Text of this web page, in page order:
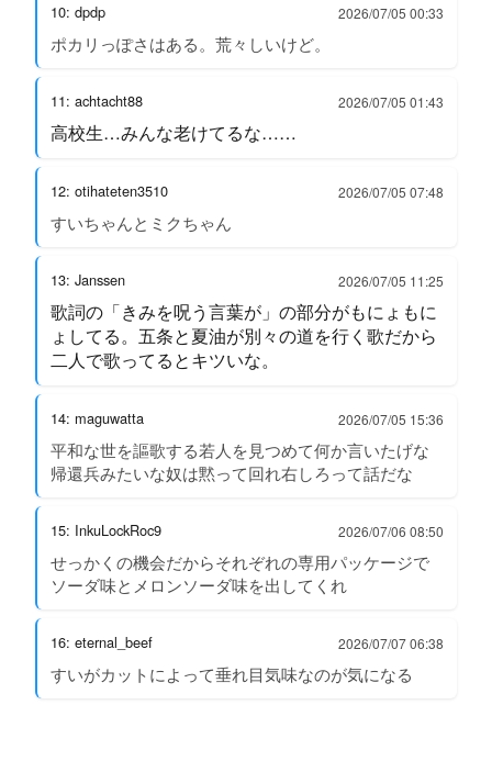
10: dpdp 2026/07/05 00:33
ポカリっぽさはある。荒々しいけど。
11: achtacht88 2026/07/05 01:43
高校生…みんな老けてるな……
12: otihateten3510 2026/07/05 07:48
すいちゃんとミクちゃん
13: Janssen 2026/07/05 11:25
歌詞の「きみを呪う言葉が」の部分がもにょもに
ょしてる。五条と夏油が別々の道を行く歌だから
二人で歌ってるとキツいな。
14: maguwatta 2026/07/05 15:36
平和な世を謳歌する若人を見つめて何か言いたげな
帰還兵みたいな奴は黙って回れ右しろって話だな
15: InkuLockRoc9 2026/07/06 08:50
せっかくの機会だからそれぞれの専用パッケージで
ソーダ味とメロンソーダ味を出してくれ
16: eternal_beef 2026/07/07 06:38
すいがカットによって垂れ目気味なのが気になる